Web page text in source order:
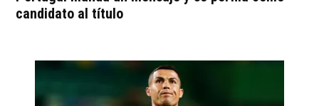
candidato al título